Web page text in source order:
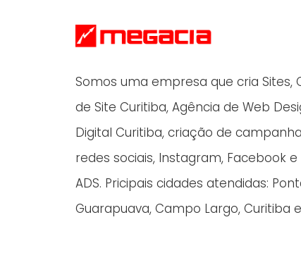
Somos uma empresa que cria Sites,
de Site Curitiba, Agência de Web
Digital Curitiba, criação de
redes sociais, Instagram, Facebook
ADS. Pricipais cidades atendidas:
Guarapuava, Campo Largo, Curitiba